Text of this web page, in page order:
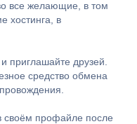
все желающие, в том
хостинга, в
приглашайте друзей.
средство обмена
профайле после